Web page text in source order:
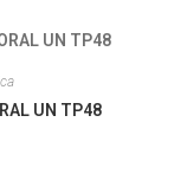
UN TP48